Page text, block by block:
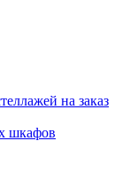
на заказ
шкафов